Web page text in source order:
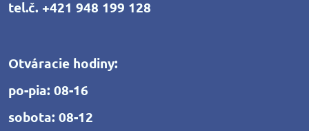
tel.č. +421 948 199 128
Otváracie hodiny:
po-pia: 08-16
sobota: 08-12